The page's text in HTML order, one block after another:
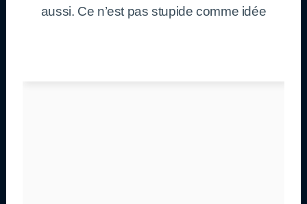
aussi. Ce n’est pas stupide comme idée